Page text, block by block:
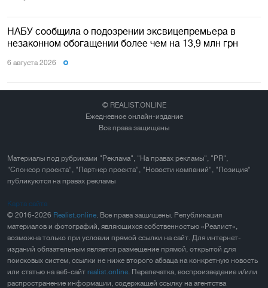
НАБУ сообщила о подозрении эксвицепремьера в
незаконном обогащении более чем на 13,9 млн грн
6 августа 2026
© REALIST.ONLINE
Ежедневное онлайн-издание
Все права защищены
Материалы под рубриками "Реклама", "На правах рекламы", "PR",
"Спонсор проекта", "Партнер проекта", "Новости компаний", "Позиция"
публикуются на правах рекламы
Карта сайта
© 2016-2026 Realist.online . Все права защищены. Републикация
материалов и фотографий, являющихся собственностью «Реалист»,
возможна только при условии прямой ссылки на сайт. Для интернет-
изданий обязательным является размещение прямой, открытой для
поисковых систем, ссылки не ниже второго абзаца на конкретную новость
или статью на веб-сайт realist.online . Перепечатка, воспроизведение и/или
распространение информации, содержащей ссылку на агентства